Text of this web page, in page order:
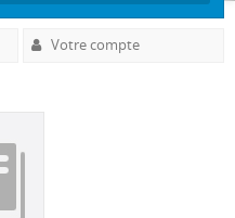
Votre compte